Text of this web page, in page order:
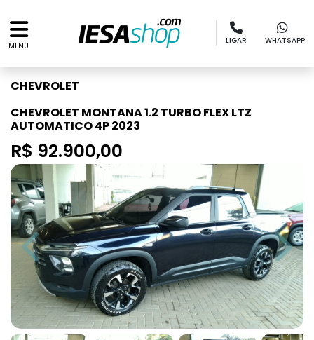
MENU
LIGAR WHATSAPP
CHEVROLET
CHEVROLET MONTANA 1.2 TURBO FLEX LTZ
AUTOMATICO 4P 2023
R$ 92.900,00
Previous Next